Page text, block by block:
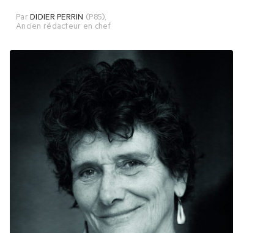
ParDIDIER PERRIN (P85),
Ancien rédacteur en chef